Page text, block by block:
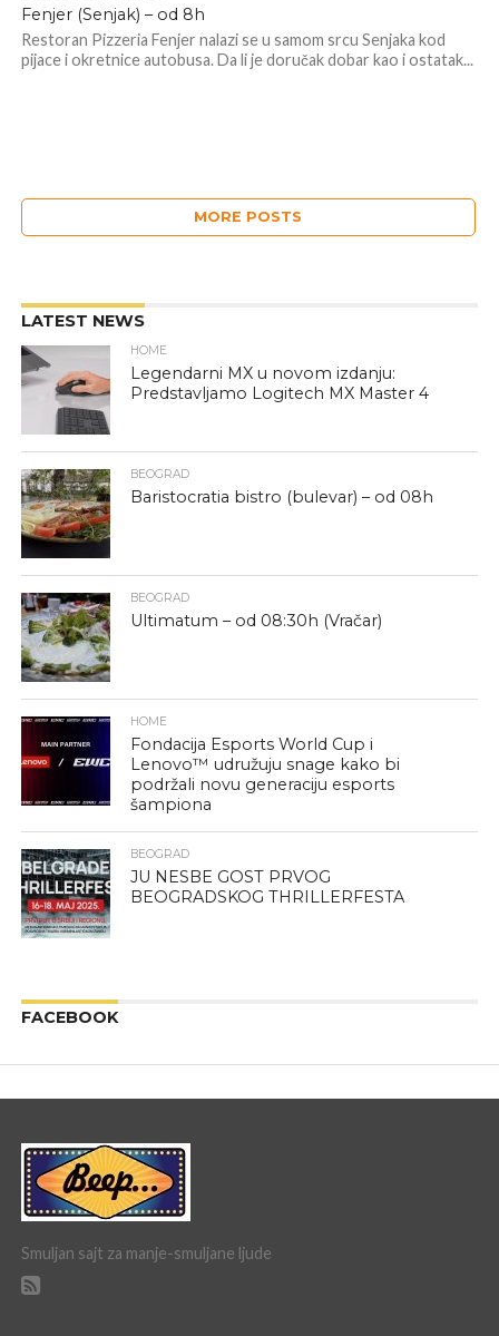
Fenjer (Senjak) – od 8h
Restoran Pizzeria Fenjer nalazi se u samom srcu Senjaka kod
pijace i okretnice autobusa. Da li je doručak dobar kao i ostatak...
MORE POSTS
LATEST NEWS
HOME
Legendarni MX u novom izdanju:
Predstavljamo Logitech MX Master 4
BEOGRAD
Baristocratia bistro (bulevar) – od 08h
BEOGRAD
Ultimatum – od 08:30h (Vračar)
HOME
Fondacija Esports World Cup i
Lenovo™ udružuju snage kako bi
podržali novu generaciju esports
šampiona
BEOGRAD
JU NESBE GOST PRVOG
BEOGRADSKOG THRILLERFESTA
FACEBOOK
Smuljan sajt za manje-smuljane ljude